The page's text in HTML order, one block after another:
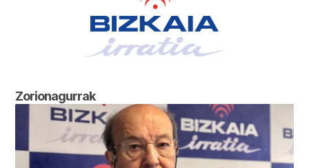
Zorionagurrak